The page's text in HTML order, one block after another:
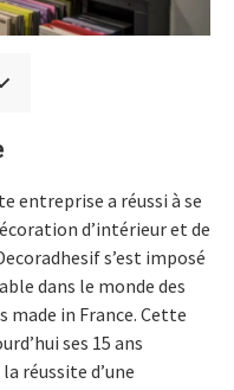
entreprise a réussi à se
d’intérieur et de
s’est imposé
dans le monde des
in France. Cette
ses 15 ans
réussite d’une